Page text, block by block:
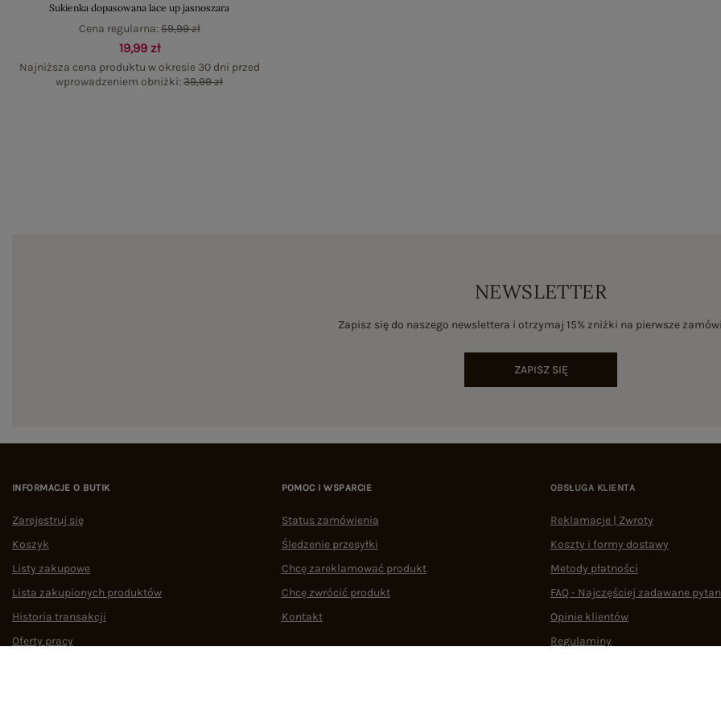
Sukienka dopasowana lace up jasnoszara
19,99 zł
Najniższa cena produktu w okresie 30 dni przed
wprowadzeniem obniżki:39,99 zł
Cena regularna:59,99 zł
NEWSLETTER
Zapisz się do naszego newslettera i otrzymaj 15% zniżki na pierwsze
ZAPISZ SIĘ
INFORMACJE O BUTIK
Zarejestruj się
Koszyk
Listy zakupowe
Lista zakupionych produktów
Historia transakcji
Oferty pracy
POMOC I WSPARCIE
Status zamówienia
Śledzenie przesyłki
Chcę zareklamować produkt
Chcę zwrócić produkt
Kontakt
OBSŁUGA KLIENTA
Reklamacje | Zwroty
Koszty i formy dostawy
Metody płatności
FAQ - Najczęściej zadawane
Opinie klientów
Regulaminy